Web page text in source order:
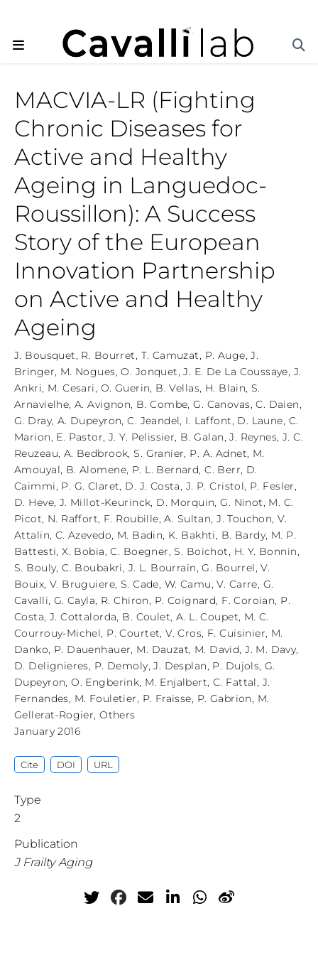
MACVIA-LR (Fighting
Chronic Diseases for
Active and Healthy
Ageing in Languedoc-
Roussillon): A Success
Story of the European
Innovation Partnership
on Active and Healthy
Ageing
J. Bousquet, R. Bourret, T. Camuzat, P. Auge,J.
Bringer, M. Nogues,O. Jonquet,J. E. De La Coussaye, J.
Ankri, M. Cesari, O. Guerin, B. Vellas, H. Blain,S.
Arnavielhe,A. Avignon, B. Combe,G. Canovas,C. Daien,
G. Dray, A. Dupeyron,C. Jeandel, I. Laffont, D. Laune, C.
Marion, E. Pastor, J. Y. Pelissier, B. Galan,J. Reynes, J. C.
Reuzeau, A. Bedbrook,S. Granier, P. A. Adnet, M.
Amouyal, B. Alomene, P. L. Bernard,C. Berr, D.
Caimmi, P. G. Claret, D. J. Costa, J. P. Cristol, P. Fesler,
D. Heve, J. Millot-Keurinck, D. Morquin,G. Ninot, M. C.
Picot, N. Raffort, F. Roubille,A. Sultan,J. Touchon,V.
Attalin, C. Azevedo, M. Badin, K. Bakhti, B. Bardy, M. P.
Battesti,X. Bobia,C. Boegner,S. Boichot, H. Y. Bonnin,
S. Bouly,C. Boubakri, J. L. Bourrain,G. Bourrel,V.
Bouix, V. Bruguiere, S. Cade, W. Camu,V. Carre, G.
Cavalli, G. Cayla, R. Chiron, P. Coignard, F. Coroian, P.
Costa, J. Cottalorda, B. Coulet, A. L. Coupet, M. C.
Courrouy-Michel, P. Courtet,V. Cros, F. Cuisinier, M.
Danko, P. Dauenhauer, M. Dauzat, M. David,J. M. Davy,
D. Delignieres, P. Demoly,J. Desplan, P. Dujols,G.
Dupeyron,O. Engberink, M. Enjalbert, C. Fattal, J.
Fernandes, M. Fouletier, P. Fraisse, P. Gabrion, M.
Gellerat-Rogier,Others
January 2016
Cite DOI URL
Type
2
Publication
J Frailty Aging